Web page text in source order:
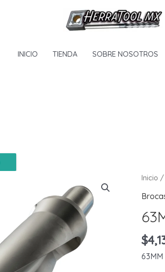
INICIO TIENDA SOBRE NOSOTROS
Inicio
$
63MM